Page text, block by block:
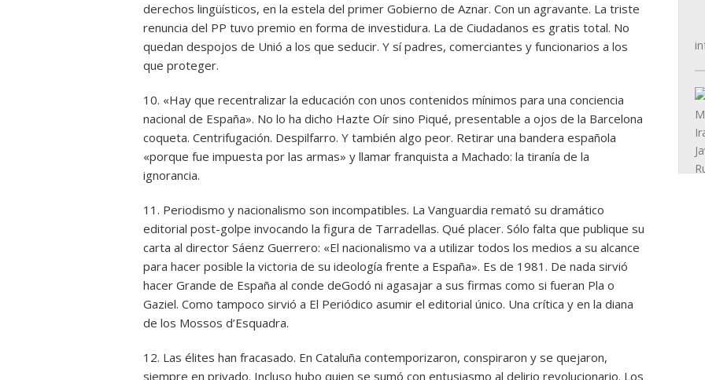
derechos lingüísticos, en la estela del primer Gobierno de Aznar. Con un agravante. La triste
renuncia del PP tuvo premio en forma de investidura. La de Ciudadanos es gratis total. No
quedan despojos de Unió a los que seducir. Y sí padres, comerciantes y funcionarios a los
que proteger.
10. «Hay que recentralizar la educación con unos contenidos mínimos para una conciencia
nacional de España». No lo ha dicho Hazte Oír sino Piqué, presentable a ojos de la Barcelona
coqueta. Centrifugación. Despilfarro. Y también algo peor. Retirar una bandera española
«porque fue impuesta por las armas» y llamar franquista a Machado: la tiranía de la
ignorancia.
11. Periodismo y nacionalismo son incompatibles. La Vanguardia remató su dramático
editorial post-golpe invocando la figura de Tarradellas. Qué placer. Sólo falta que publique su
carta al director Sáenz Guerrero: «El nacionalismo va a utilizar todos los medios a su alcance
para hacer posible la victoria de su ideología frente a España». Es de 1981. De nada sirvió
hacer Grande de España al conde deGodó ni agasajar a sus firmas como si fueran Pla o
Gaziel. Como tampoco sirvió a El Periódico asumir el editorial único. Una crítica y en la diana
de los Mossos d’Esquadra.
12. Las élites han fracasado. En Cataluña contemporizaron, conspiraron y se quejaron,
siempre en privado. Incluso hubo quien se sumó con entusiasmo al delirio revolucionario. Los